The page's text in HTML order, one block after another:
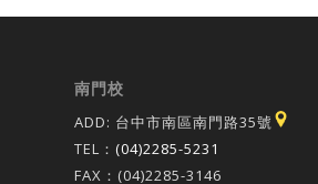
南門校
ADD: 台中市南區南門路35號
TEL： (04)2285-5231
FAX：(04)2285-3146